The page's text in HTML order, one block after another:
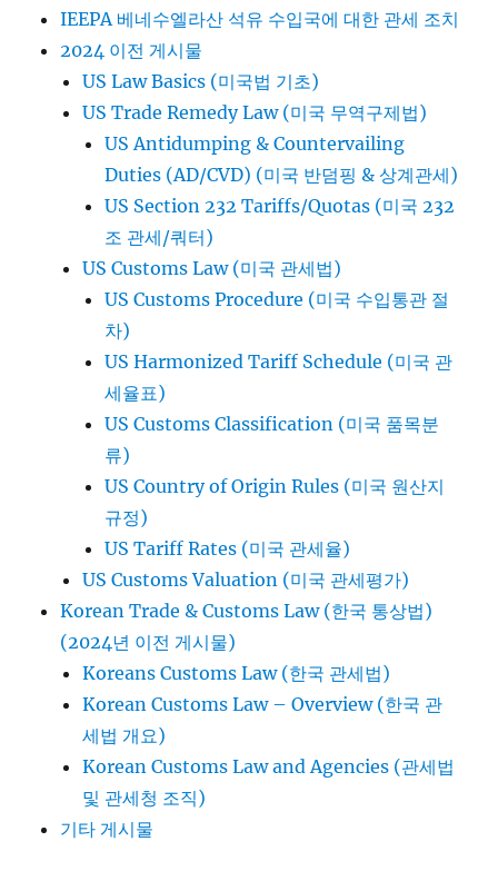
IEEPA 베네수엘라산 석유 수입국에 대한 관세 조치
2024 이전 게시물
US Law Basics (미국법 기초)
US Trade Remedy Law (미국 무역구제법)
US Antidumping & Countervailing
Duties (AD/CVD) (미국 반덤핑 & 상계관세)
US Section 232 Tariffs/Quotas (미국 232
조 관세/쿼터)
US Customs Law (미국 관세법)
US Customs Procedure (미국 수입통관 절
차)
US Harmonized Tariff Schedule (미국 관
세율표)
US Customs Classification (미국 품목분
류)
US Country of Origin Rules (미국 원산지
규정)
US Tariff Rates (미국 관세율)
US Customs Valuation (미국 관세평가)
Korean Trade & Customs Law (한국 통상법)
(2024년 이전 게시물)
Koreans Customs Law (한국 관세법)
Korean Customs Law – Overview (한국 관
세법 개요)
Korean Customs Law and Agencies (관세법
및 관세청 조직)
기타 게시물